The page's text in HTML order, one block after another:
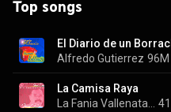
Top songs
El Diario de un
Alfredo Gutierrez 96M
La Camisa Raya